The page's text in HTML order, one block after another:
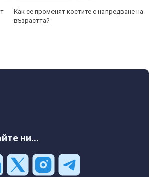
Как се променят костите с напредване на
възрастта?
ни...